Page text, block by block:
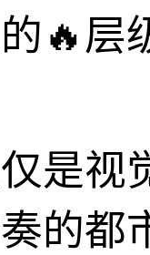
🔥层
是视
的都